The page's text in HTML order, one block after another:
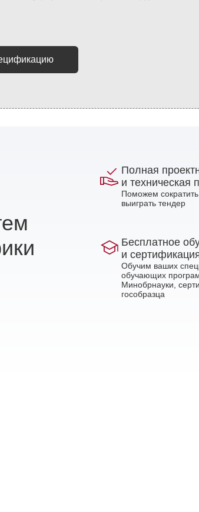
Полная
и техническая
Поможем
выиграть тендер
Бесплатное
и
Обучим ваших
обучающих
Минобрнауки,
гособразца